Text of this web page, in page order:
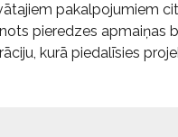
pakalpojumiem
pieredzes apmaiņas
kurā piedalīsies